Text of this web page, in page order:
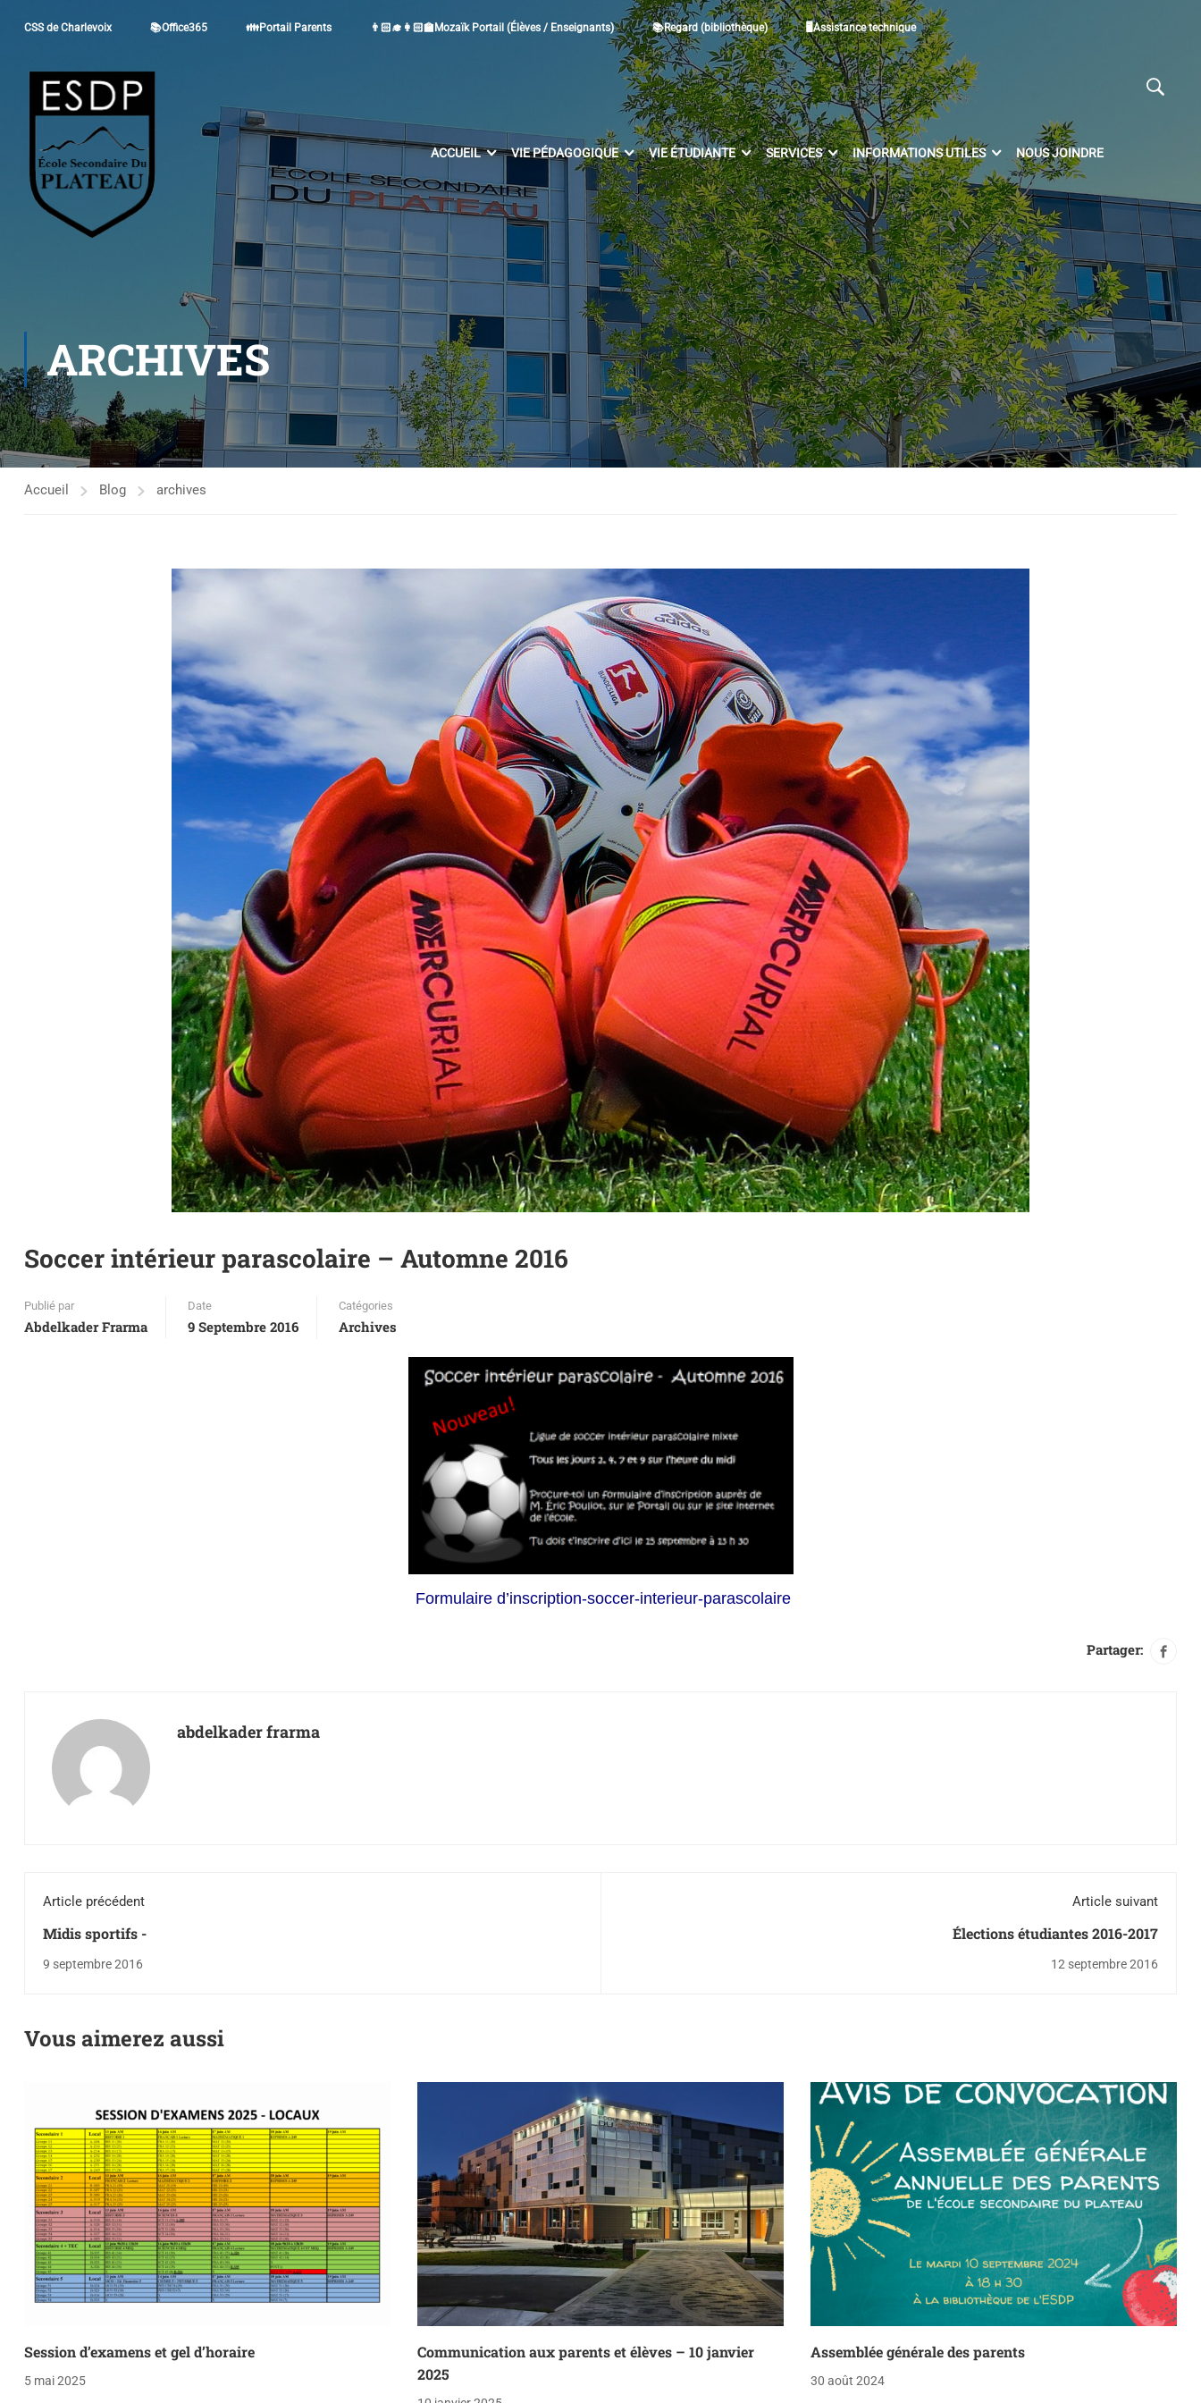
CSS de Charlevoix 📚Office365 👪Portail Parents 👨🏻‍🎓👩🏻‍🏫Mozaïk Portail (Élèves / Enseignants) 📚Regard (bibliothèque) 🖥Assistance technique
ACCUEIL VIE PÉDAGOGIQUE VIE ÉTUDIANTE SERVICES INFORMATIONS UTILES NOUS JOINDRE
ARCHIVES
Accueil Blog archives
Soccer intérieur parascolaire – Automne 2016
Publié par
Abdelkader Frarma
Date
9 Septembre 2016
Catégories
Archives
Formulaire d’inscription-soccer-interieur-parascolaire
Partager:
abdelkader frarma
Article précédent
Midis sportifs -
9 septembre 2016
Article suivant
Élections étudiantes 2016-2017
12 septembre 2016
Vous aimerez aussi
Session d’examens et gel d’horaire
5 mai 2025
Communication aux parents et élèves – 10 janvier
2025
Assemblée générale des parents
30 août 2024